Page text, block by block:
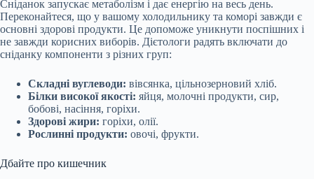
Сніданок запускає метаболізм і дає енергію на весь день.
Переконайтеся, що у вашому холодильнику та коморі завжди є
основні здорові продукти. Це допоможе уникнути поспішних і
не завжди корисних виборів. Дієтологи радять включати до
сніданку компоненти з різних груп:
Складні вуглеводи: вівсянка, цільнозерновий хліб.
Білки високої якості: яйця, молочні продукти, сир,
бобові, насіння, горіхи.
Здорові жири: горіхи, олії.
Рослинні продукти: овочі, фрукти.
Дбайте про кишечник